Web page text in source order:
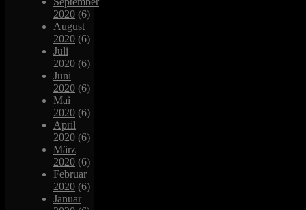
2020 (6)
August
2020 (6)
Juli
2020 (6)
Juni
2020 (6)
Mai
2020 (6)
April
2020 (6)
März
2020 (6)
Februar
2020 (6)
Januar